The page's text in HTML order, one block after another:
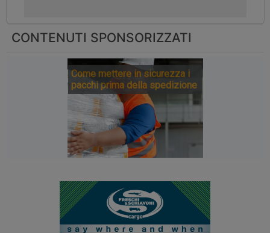
CONTENUTI SPONSORIZZATI
Come mettere in sicurezza i
pacchi prima della spedizione